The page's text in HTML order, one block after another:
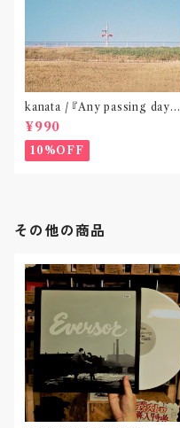
kanata / 『Any passing day -
EP』(CD作品)〝東京〟
¥990
10%OFF
その他の商品